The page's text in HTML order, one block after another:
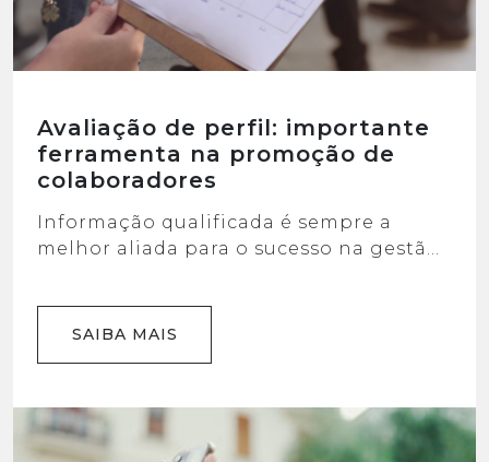
Avaliação de perfil: importante
ferramenta na promoção de
colaboradores
Informação qualificada é sempre a
melhor aliada para o sucesso na gestão
SAIBA MAIS